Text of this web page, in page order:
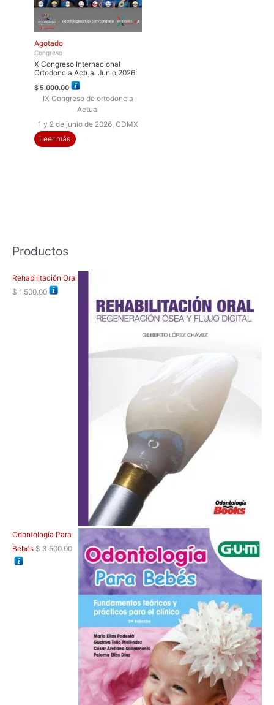
Agotado
Congreso
X Congreso Internacional
Ortodoncia Actual Junio 2026
$5,000.00
IX Congreso de ortodoncia
Actual
1 y 2 de junio de 2026, CDMX
Leer más
Productos
Rehabilitación Oral
$ 1,500.00
Odontología Para
Bebés $ 3,500.00